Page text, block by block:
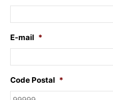
E-mail *
Code Postal *